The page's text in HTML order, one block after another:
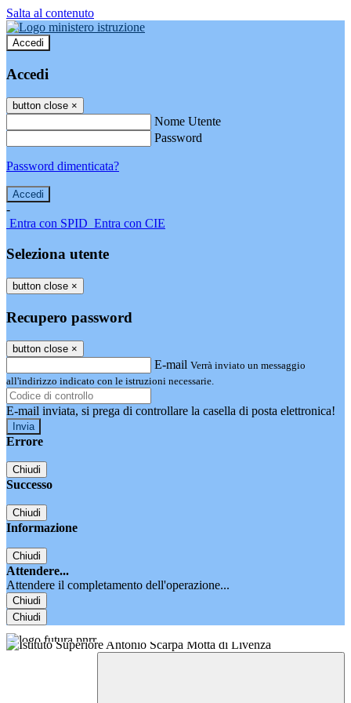
Salta al contenuto
Accedi
Accedi
button close ×
Nome Utente
Password
Password dimenticata?
-
Entra con SPID Entra con CIE
Seleziona utente
button close ×
Recupero password
button close ×
E-mail Verrà inviato un messaggio
all'indirizzo indicato con le istruzioni necessarie.
E-mail inviata, si prega di controllare la casella di posta elettronica!
Errore
Chiudi
Successo
Chiudi
Informazione
Chiudi
Attendere...
Attendere il completamento dell'operazione...
Chiudi
Chiudi